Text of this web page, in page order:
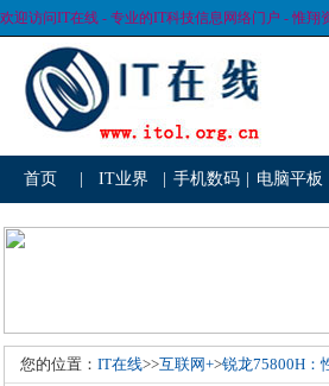
欢迎访问IT在线 - 专业的IT科技信息网络门户 - 惟翔
首页 IT业界 手机数码 电脑平板
您的位置： IT在线>>互联网+>锐龙75800H：